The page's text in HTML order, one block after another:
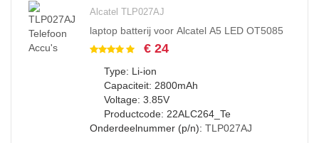
Alcatel TLP027AJ
laptop batterij voor Alcatel A5 LED OT5085
€ 24
Type: Li-ion
Capaciteit: 2800mAh
Voltage: 3.85V
Productcode: 22ALC264_Te
Onderdeelnummer (p/n): TLP027AJ